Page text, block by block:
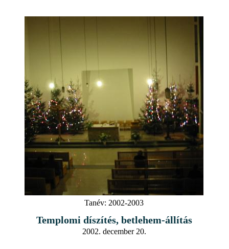
Tanév: 2002-2003
Templomi díszítés, betlehem-állítás
2002. december 20.